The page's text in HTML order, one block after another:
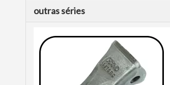
outras séries